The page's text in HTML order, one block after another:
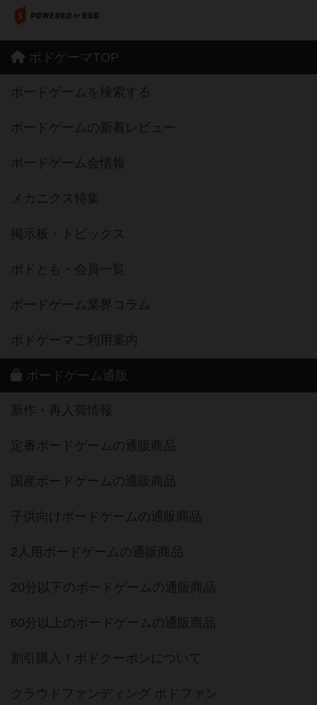
ボドゲーマTOP
ボードゲームを検索する
ボードゲームの新着レビュー
ボードゲーム会情報
メカニクス特集
掲示板・トピックス
ボドとも・会員一覧
ボードゲーム業界コラム
ボドゲーマご利用案内
ボードゲーム通販
新作・再入荷情報
定番ボードゲームの通販商品
国産ボードゲームの通販商品
子供向けボードゲームの通販商品
2人用ボードゲームの通販商品
20分以下のボードゲームの通販商品
60分以上のボードゲームの通販商品
割引購入！ボドクーポンについて
クラウドファンディング ボドファン